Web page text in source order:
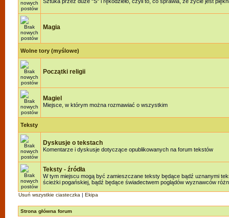
Magia
Wolne tory (myślowe)
Początki religii
Magiel
Miejsce, w którym można rozmawiać o wszystkim
Teksty
Dyskusje o tekstach
Komentarze i dyskusje dotyczące opublikowanych na forum tekstów
Teksty - źródła
W tym miejscu mogą być zamieszczane teksty będące bądź uznanymi
ścieżki pogańskiej, bądź będące świadectwem poglądów wyznawców
Usuń wszystkie ciasteczka | Ekipa
Strona główna forum